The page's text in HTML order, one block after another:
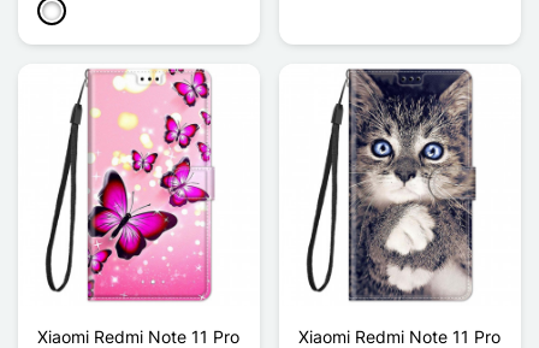
Weiß
Xiaomi Redmi Note 11 Pro
Xiaomi Redmi Note 11 Pro